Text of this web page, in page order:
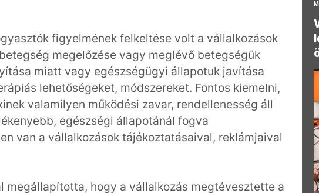
figyelmének felkeltése volt a vállalkozások
megelőzése vagy meglévő betegségük
miatt vagy egészségügyi állapotuk javítása
lehetőségeket, módszereket. Fontos kiemelni,
valamilyen működési zavar, rendellenesség áll
egészségi állapotánál fogva
van a vállalkozások tájékoztatásaival, reklámjaival
megállapította, hogy a vállalkozás megtévesztette a